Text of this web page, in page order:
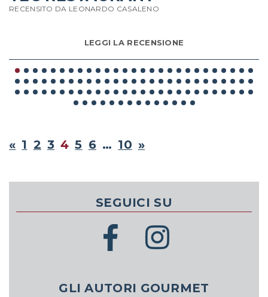
RECENSITO DA LEONARDO CASALENO
LEGGI LA RECENSIONE
« 1 2 3 4 5 6 … 10 »
SEGUICI SU
GLI AUTORI GOURMET